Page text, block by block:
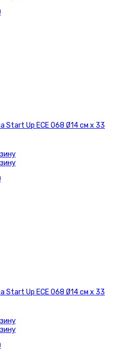
Start Up ЕСЕ 068 Ø14 см х 33
Start Up ЕСЕ 068 Ø14 см х 33